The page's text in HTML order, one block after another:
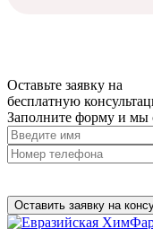
Оставьте заявку на
бесплатную
Заполните форму и мы